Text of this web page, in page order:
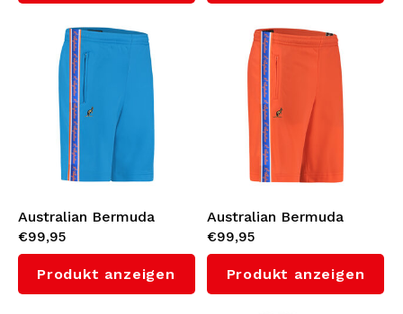
Australian Bermuda
Shorts mit Orange
Seitenstreifen 3.0 (Capri
Blue)
€99,95
Produkt anzeigen
Australian Bermuda
Shorts mit Orange
Seitenstreifen 3.0 (Bright
Orange)
€99,95
Produkt anzeigen